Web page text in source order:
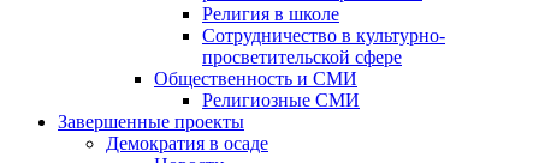
Религия в школе
Сотрудничество в культурно-
просветительской сфере
Общественность и СМИ
Религиозные СМИ
Завершенные проекты
Демократия в осаде